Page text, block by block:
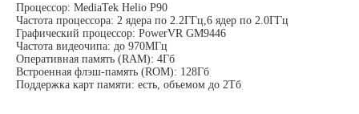
Процессор: MediaTek Helio P90
Частота процессора: 2 ядера по 2.2ГГц,6 ядер по 2.0ГГц
Графический процессор: PowerVR GM9446
Частота видеочипа: до 970МГц
Оперативная память (RAM): 4Гб
Встроенная флэш-память (ROM): 128Гб
Поддержка карт памяти: есть, объемом до 2Тб